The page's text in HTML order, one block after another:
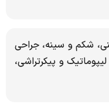
شکم و سینه، جراحی
و پیکرتراشی،